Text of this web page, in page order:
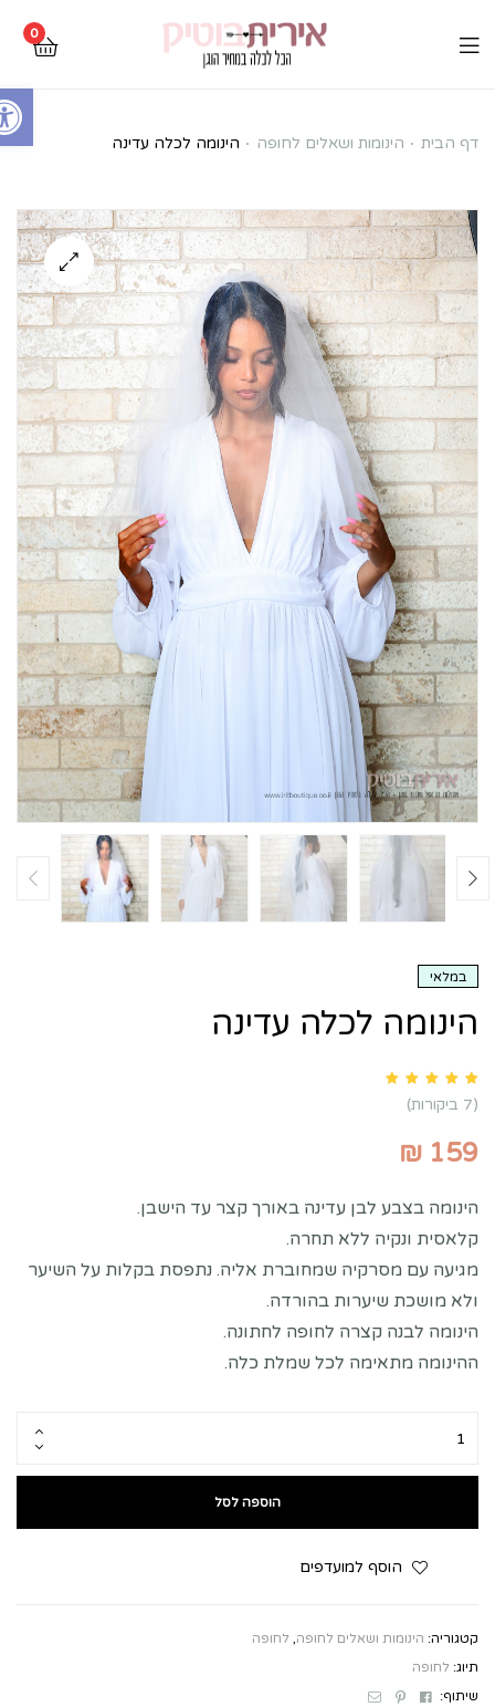
Open toolbar
0
הינומה
עדינה
דף הבית הינומות ושאלים לחופה הינומה לכלה עדינה
במלאי
הינומה לכלה עדינה
7
customer ratings(
7 ביקורות)
₪ 159
הינומה בצבע לבן עדינה באורך קצר עד הישבן.
קלאסית ונקיה ללא תחרה.
מגיעה עם מסרקיה שמחוברת אליה. נתפסת בקלות על השיער
ולא מושכת שיערות בהורדה.
הינומה לבנה קצרה לחופה לחתונה.
ההינומה מתאימה לכל שמלת כלה.
הוספה לסל
הוסף למועדפים
קטגוריה: הינומות ושאלים לחופה, לחופה
תיוג: לחופה
שיתוף:
Facebook
Pinterest
Email